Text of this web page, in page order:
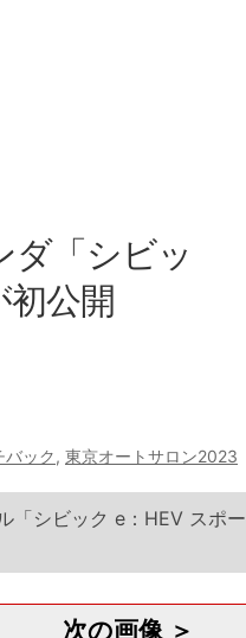
ダ「シビッ
初公開
バック, 東京オートサロン2023
「シビック e：HEV スポー
次の画像 ＞